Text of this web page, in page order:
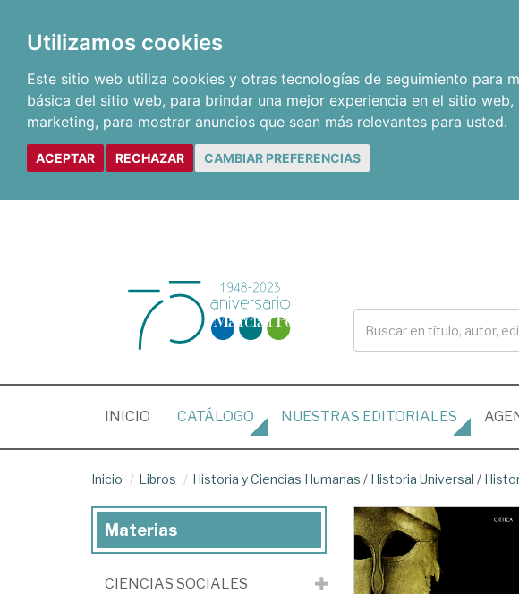
Utilizamos cookies
Este sitio web utiliza cookies y otras tecnologías de seguimiento para
básica del sitio web, para brindar una mejor experiencia en el sitio web,
marketing, para mostrar anuncios que sean más relevantes para usted.
ACEPTAR RECHAZAR CAMBIAR PREFERENCIAS
INICIO (CURRENT)
CATÁLOGO NUESTRAS EDITORIALES
Inicio Libros Historia y Ciencias Humanas / Historia Universal /
Materias
CIENCIAS SOCIALES